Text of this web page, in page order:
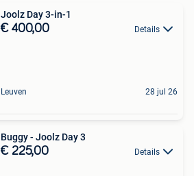
Joolz Day 3-in-1
€ 400,00 Details
Leuven 28 jul 26
Buggy - Joolz Day 3
€ 225,00 Details